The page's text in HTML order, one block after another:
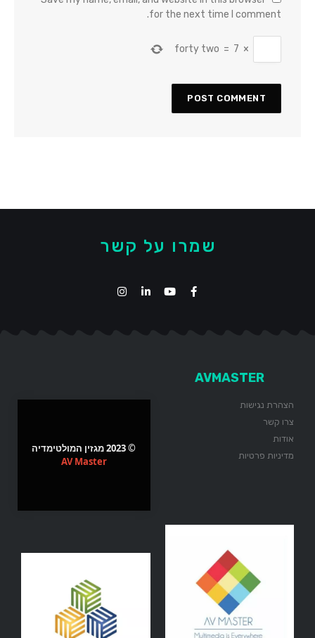
for the next time I comment.
×
7
=
forty two
שמרו על קשר
AVMASTER
הצהרת נגישות
צרו קשר
אודות
מדיניות פרטיות
© 2023 מגזין המולטימדיה
AV Master